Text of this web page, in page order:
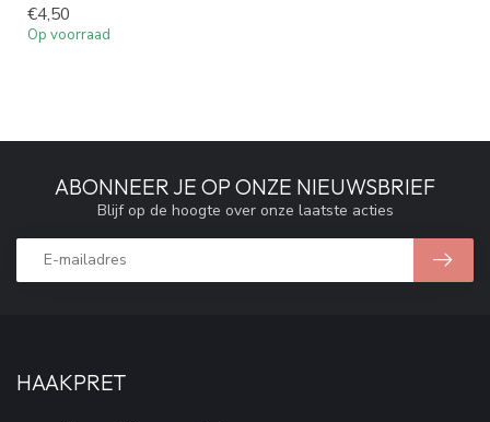
€4,50
Op voorraad
ABONNEER JE OP ONZE NIEUWSBRIEF
Blijf op de hoogte over onze laatste acties
HAAKPRET